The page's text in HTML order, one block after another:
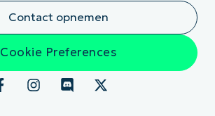
Contact opnemen
Cookie Preferences